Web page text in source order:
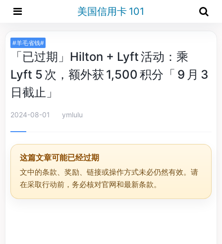
美国信用卡 101
#羊毛省钱#
「已过期」Hilton + Lyft 活动：乘
Lyft 5 次，额外获 1,500 积分「 9 月 3
日截止」
2024-08-01 ymlulu
这篇文章可能已经过期
文中的条款、奖励、链接或操作方式未必仍然有效。请
在采取行动前，务必核对官网和最新条款。